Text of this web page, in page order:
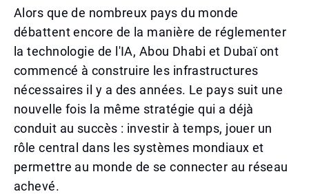
Alors que de nombreux pays du monde
débattent encore de la manière de réglementer
la technologie de l'IA, Abou Dhabi et Dubaï ont
commencé à construire les infrastructures
nécessaires il y a des années. Le pays suit une
nouvelle fois la même stratégie qui a déjà
conduit au succès : investir à temps, jouer un
rôle central dans les systèmes mondiaux et
permettre au monde de se connecter au réseau
achevé.